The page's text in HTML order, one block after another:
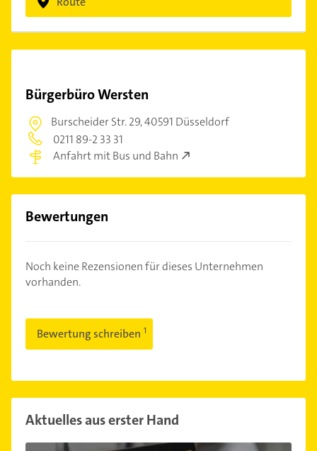
Bürgerbüro Wersten
Burscheider Str. 29,40591 Düsseldorf
0211 89-2 33 31
Anfahrt mit Bus und Bahn
Bewertungen
Noch keine Rezensionen für dieses Unternehmen
vorhanden.
Bewertung schreiben
Aktuelles aus erster Hand